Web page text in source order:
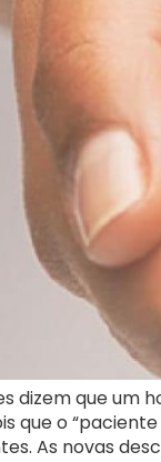
dizem que um
que o
As novas